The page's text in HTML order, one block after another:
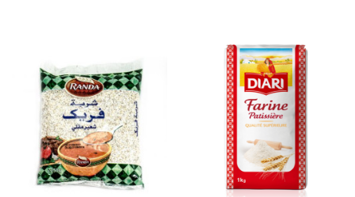
Chorba FRIC DIARI 250 FARINE DIARI 1 Kg